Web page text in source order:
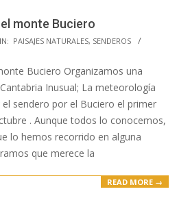
monte Buciero
IN: PAISAJES NATURALES, SENDEROS
Buciero Organizamos una
Inusual; La meteorología
sendero por el Buciero el primer
. Aunque todos lo conocemos,
lo hemos recorrido en alguna
que merece la
READ MORE →